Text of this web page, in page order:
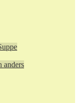
anders